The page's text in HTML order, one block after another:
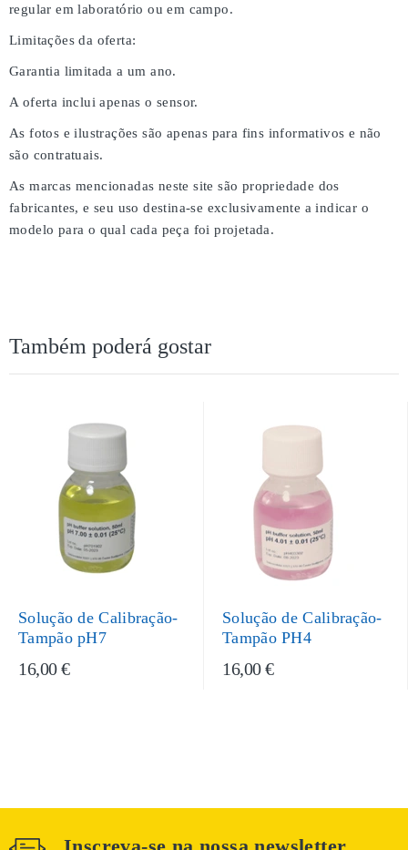
regular em laboratório ou em campo.
Limitações da oferta:
Garantia limitada a um ano.
A oferta inclui apenas o sensor.
As fotos e ilustrações são apenas para fins informativos e não
são contratuais.
As marcas mencionadas neste site são propriedade dos
fabricantes, e seu uso destina-se exclusivamente a indicar o
modelo para o qual cada peça foi projetada.
Também poderá gostar
Solução de Calibração-
Tampão pH7
16,00 €
Solução de Calibração-
Tampão PH4
16,00 €